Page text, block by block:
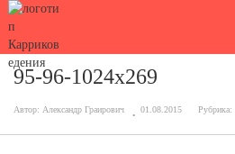
95-96-1024x269
Автор: Александр Граирович 01.08.2015 Рубрика: